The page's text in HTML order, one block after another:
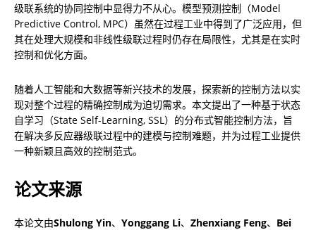
级联系统的协同控制中显得力不从心。模型预测控制（Model
Predictive Control, MPC）虽然在过程工业中得到了广泛应用，但
其在处理大规模和非线性级联过程时仍存在局限性，尤其是在实时
控制和优化方面。
随着人工智能和大数据等新兴技术的发展，探索新的控制方法以实
现对整个过程的精确控制成为迫切需求。本文提出了一种基于状态
自学习（State Self-Learning, SSL）的分布式智能控制方法，旨
在解决多反应器级联过程中的建模与控制难题，并为过程工业提供
一种新颖且高效的控制范式。
论文来源
本论文由Shulong Yin、 Yonggang Li、 Zhenxiang Feng、 Bei